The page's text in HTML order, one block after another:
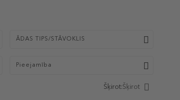
ĀDAS TIPS/STĀVOKLIS
Pieejamība
Šķirot:Šķirot